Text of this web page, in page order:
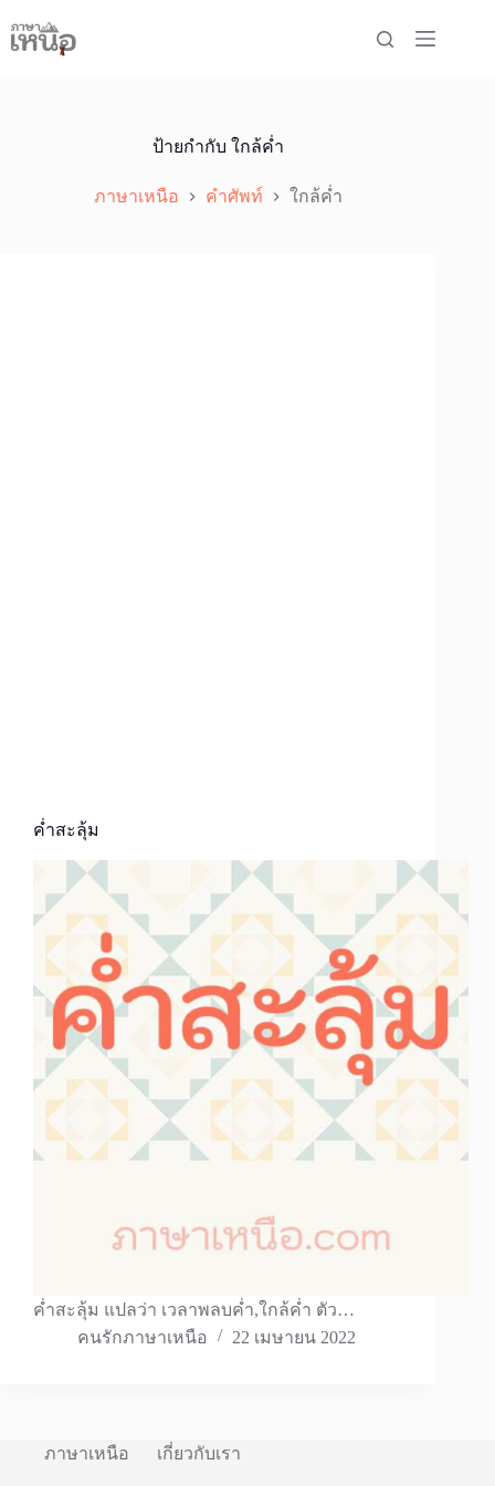
to
content
ป้ายกำกับ ใกล้ค่ำ
ภาษาเหนือ คำศัพท์ ใกล้ค่ำ
ค่ำสะลุ้ม
ค่ำสะลุ้ม แปลว่า เวลาพลบค่ำ,ใกล้ค่ำ ตัว…
คนรักภาษาเหนือ
22 เมษายน 2022
ภาษาเหนือ เกี่ยวกับเรา